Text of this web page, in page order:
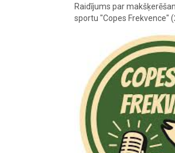
Raidījums par
sportu "Copes Frekvence"